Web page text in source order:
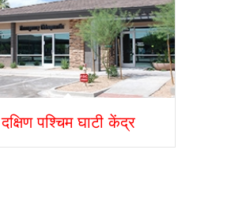
दक्षिण पश्चिम घाटी केंद्र